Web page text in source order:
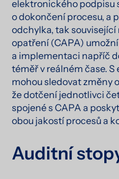
elektronického podpisu
o dokončení procesu, a
odchylka, tak
opatření (CAPA)
a implementaci napříč
téměř v reálném čase.
mohou sledovat změny
že dotčení jednotlivci
spojené s CAPA a
obou jakostí procesů a
Auditní